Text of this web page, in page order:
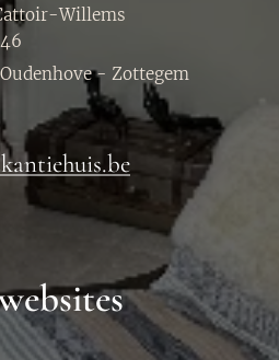
Willems
- Zottegem